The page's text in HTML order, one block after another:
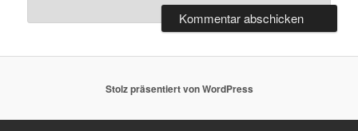
Stolz präsentiert von WordPress